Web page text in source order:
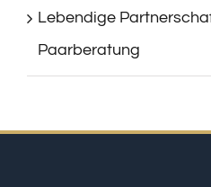
Lebendige
Paarberatung